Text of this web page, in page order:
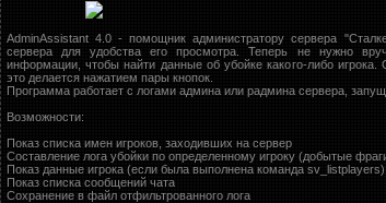
AdminAssistant 4.0 - помощник администратору сервера
сервера для удобства его просмотра. Теперь не нужно
информации, чтобы найти данные об убойке какого-либо
это делается нажатием пары кнопок.
Программа работает с логами админа или радмина сервера,
Возможности:
Показ списка имен игроков, заходивших на сервер
Составление лога убойки по определенному игроку (добытые
Показ данные игрока (если была выполнена команда sv_listplayers)
Показ списка сообщений чата
Cохранение в файл отфильтрованного лога